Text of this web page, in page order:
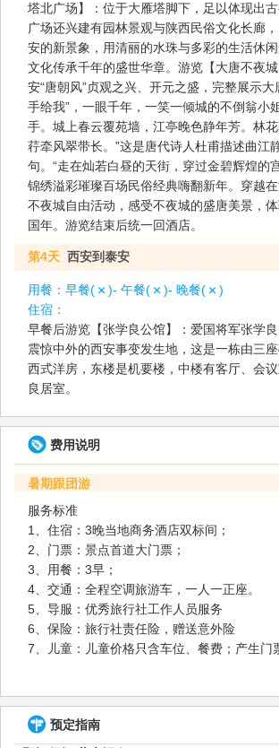
塔北广场】：位于大雁塔脚下，足以体现出古
广场还兴建有园林景观与陕西民俗文化长廊
安的新景象，用清丽的水珠与多彩的生活休
文化传承千年的盛世华章。游览【大唐不夜
安“唐朝风”贞观之兴、开元之盛，完整展示大
手给我”，一眼千年，一笑一倾城的不倒翁小
手。城上春云覆苑墙，江亭晚色静年芳。林
荇牵风翠带长。”这是唐代诗人杜甫描述曲江
句。“走在灿若白昼的天街，穿过金碧辉煌
锦绣溢彩璀璨百场民俗经典嗨翻新年。穿越
不夜城自由活动，感受不夜城的盛唐美景，
国年。游览结束后统一回酒店。
第4天 西安到泰安
用餐： 早餐( )- 午餐( )- 晚餐(
)
住宿：
早餐后游览【张学良公馆】：爱国将军张学良
震惊中外的西安事变发生地，这是一栋由三
西式洋房，东楼是机要楼，中楼有客厅、会
良居室。
费用说明
暑期跟团游
服务标准
1、住宿：3晚当地商务酒店双标间；
2、门票：景点首道大门票；
3、用餐：3早；
4、交通：全程空调旅游车，一人一正座。
5、导服：优秀旅行社工作人员服务
6、保险：旅行社责任险，赠送意外险
7、儿童：儿童价格只含车位、餐费；产生门
预定指南